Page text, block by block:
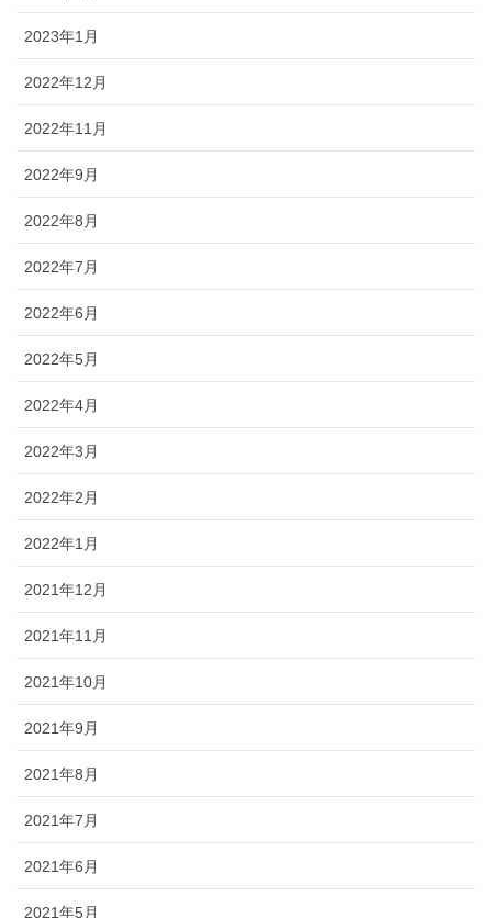
2023年1月
2022年12月
2022年11月
2022年9月
2022年8月
2022年7月
2022年6月
2022年5月
2022年4月
2022年3月
2022年2月
2022年1月
2021年12月
2021年11月
2021年10月
2021年9月
2021年8月
2021年7月
2021年6月
2021年5月